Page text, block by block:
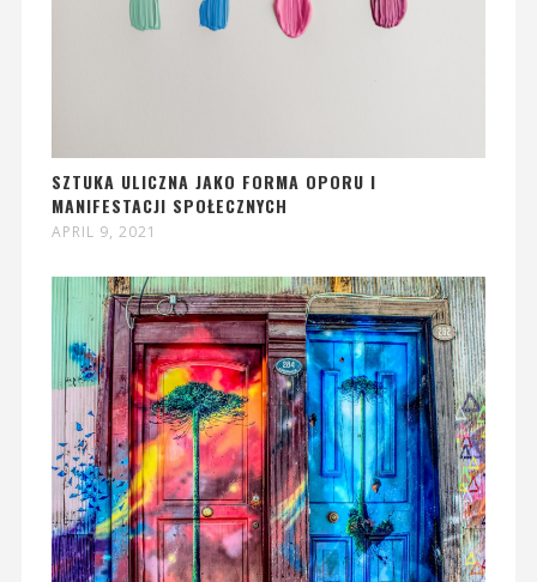
SZTUKA ULICZNA JAKO FORMA OPORU I
MANIFESTACJI SPOŁECZNYCH
APRIL 9, 2021